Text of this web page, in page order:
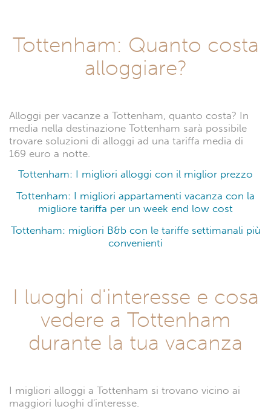
Tottenham: Quanto costa
alloggiare?
Alloggi per vacanze a Tottenham, quanto costa? In
media nella destinazione Tottenham sarà possibile
trovare soluzioni di alloggi ad una tariffa media di
169 euro a notte.
Tottenham: I migliori alloggi con il miglior prezzo
Tottenham: I migliori appartamenti vacanza con la
migliore tariffa per un week end low cost
Tottenham: migliori B&b con le tariffe settimanali più
convenienti
I luoghi d'interesse e cosa
vedere a Tottenham
durante la tua vacanza
I migliori alloggi a Tottenham si trovano vicino ai
maggiori luoghi d'interesse.